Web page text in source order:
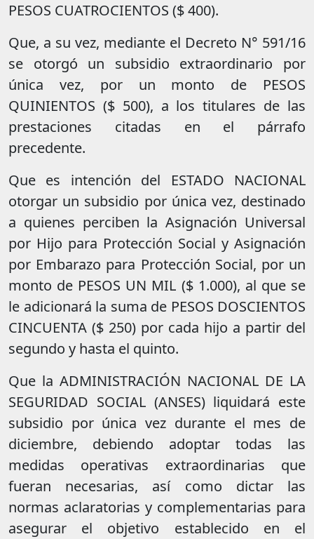
PESOS CUATROCIENTOS ($ 400).
Que, a su vez, mediante el Decreto N° 591/16
se otorgó un subsidio extraordinario por
única vez, por un monto de PESOS
QUINIENTOS ($ 500), a los titulares de las
prestaciones citadas en el párrafo
precedente.
Que es intención del ESTADO NACIONAL
otorgar un subsidio por única vez, destinado
a quienes perciben la Asignación Universal
por Hijo para Protección Social y Asignación
por Embarazo para Protección Social, por un
monto de PESOS UN MIL ($ 1.000), al que se
le adicionará la suma de PESOS DOSCIENTOS
CINCUENTA ($ 250) por cada hijo a partir del
segundo y hasta el quinto.
Que la ADMINISTRACIÓN NACIONAL DE LA
SEGURIDAD SOCIAL (ANSES) liquidará este
subsidio por única vez durante el mes de
diciembre, debiendo adoptar todas las
medidas operativas extraordinarias que
fueran necesarias, así como dictar las
normas aclaratorias y complementarias para
asegurar el objetivo establecido en el